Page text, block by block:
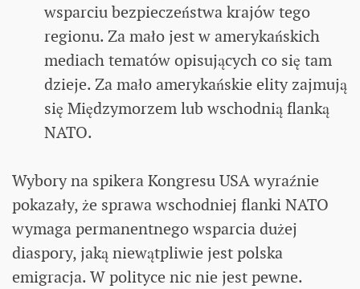
wsparciu bezpieczeństwa krajów tego
regionu. Za mało jest w amerykańskich
mediach tematów opisujących co się tam
dzieje. Za mało amerykańskie elity zajmują
się Międzymorzem lub wschodnią flanką
NATO.
Wybory na spikera Kongresu USA wyraźnie
pokazały, że sprawa wschodniej flanki NATO
wymaga permanentnego wsparcia dużej
diaspory, jaką niewątpliwie jest polska
emigracja. W polityce nic nie jest pewne.